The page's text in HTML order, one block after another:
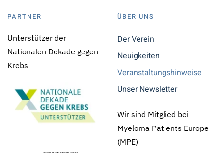
PARTNER
Unterstützer der
Nationalen Dekade gegen
Krebs
ÜBER UNS
Der Verein
Neuigkeiten
Veranstaltungshinweise
Unser Newsletter
Wir sind Mitglied bei
Myeloma Patients Europe
(MPE)